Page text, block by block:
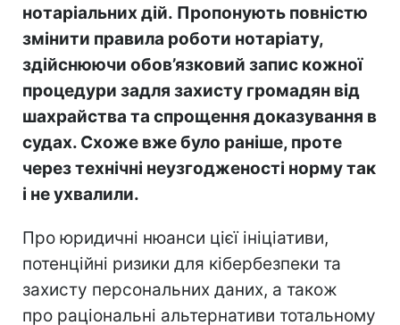
нотаріальних дій. Пропонують повністю
змінити правила роботи нотаріату,
здійснюючи обов’язковий запис кожної
процедури задля захисту громадян від
шахрайства та спрощення доказування в
судах. Схоже вже було раніше, проте
через технічні неузгодженості норму так
і не ухвалили.
Про юридичні нюанси цієї ініціативи,
потенційні ризики для кібербезпеки та
захисту персональних даних, а також
про раціональні альтернативи тотальному